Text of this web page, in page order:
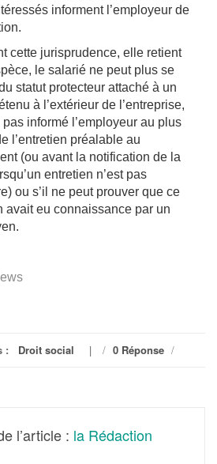
informent l’employeur de
cette jurisprudence, elle retient
le salarié ne peut plus se
statut protecteur attaché à un
à l’extérieur de l’entreprise,
pas informé l’employeur au plus
l’entretien préalable au
(ou avant la notification de la
entretien n’est pas
ou s’il ne peut prouver que ce
avait eu connaissance par un
: Droit social / 0 Réponse /
l’article : la Rédaction